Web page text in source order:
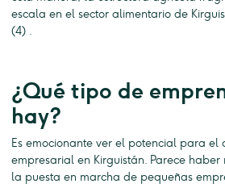
escala en el sector alimentario de
(4) .
¿Qué tipo de
hay?
Es emocionante ver el potencial para el
empresarial en Kirguistán. Parece haber
la puesta en marcha de pequeñas